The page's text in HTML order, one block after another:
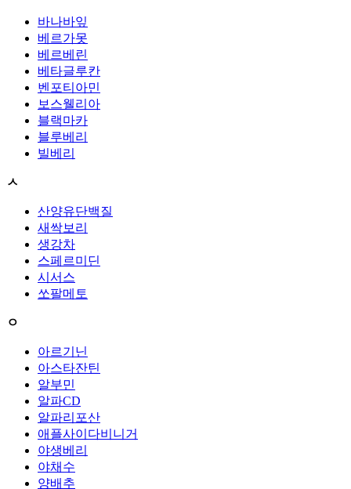
바나바잎
베르가못
베르베린
베타글루칸
벤포티아민
보스웰리아
블랙마카
블루베리
빌베리
ㅅ
산양유단백질
새싹보리
생강차
스페르미딘
시서스
쏘팔메토
ㅇ
아르기닌
아스타잔틴
알부민
알파CD
알파리포산
애플사이다비니거
야생베리
야채수
양배추